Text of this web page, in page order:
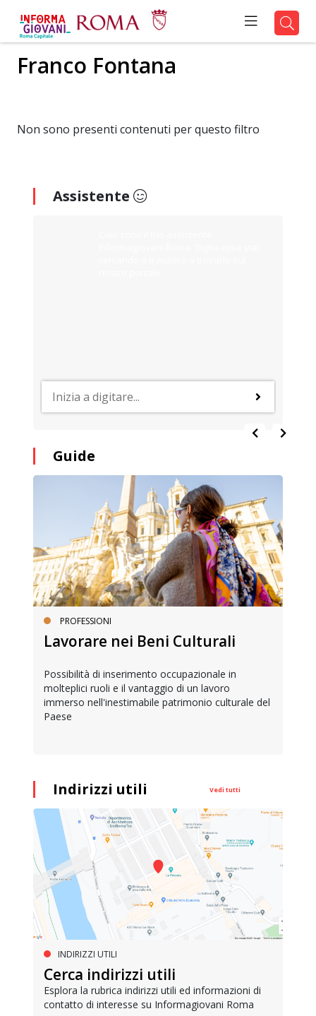
Franco Fontana
Non sono presenti contenuti per questo filtro
Assistente
Guide
PROFESSIONI
Lavorare nei Beni Culturali
Possibilità di inserimento occupazionale in
molteplici ruoli e il vantaggio di un lavoro
immerso nell'inestimabile patrimonio culturale del
Paese
Indirizzi utili Vedi tutti
INDIRIZZI UTILI
Cerca indirizzi utili
Esplora la rubrica indirizzi utili ed informazioni di
contatto di interesse su Informagiovani Roma